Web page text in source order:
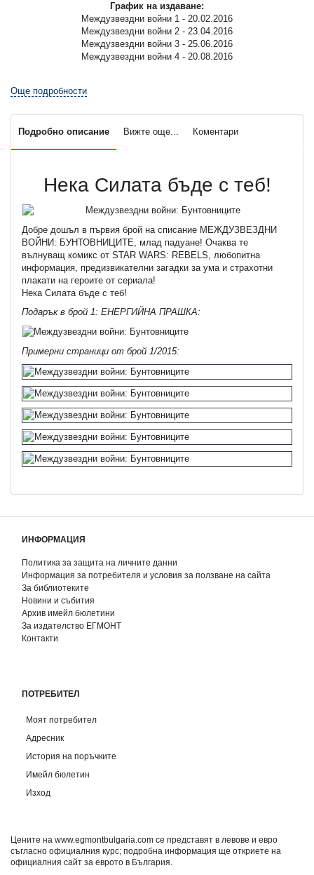
График на издаване:
Междузвездни войни 1 - 20.02.2016
Междузвездни войни 2 - 23.04.2016
Междузвездни войни 3 - 25.06.2016
Междузвездни войни 4 - 20.08.2016
Още подробности
Подробно описание Вижте още... Коментари
Нека Силата бъде с теб!
Добре дошъл в първия брой на списание МЕЖДУЗВЕЗДНИ
ВОЙНИ: БУНТОВНИЦИТЕ, млад падуане! Очаква те
вълнуващ комикс от STAR WARS: REBELS, любопитна
информация, предизвикателни загадки за ума и страхотни
плакати на героите от сериала!
Нека Силата бъде с теб!
Подарък в брой 1: ЕНЕРГИЙНА ПРАШКА:
Примерни страници от брой 1/2015:
ИНФОРМАЦИЯ
Политика за защита на личните данни
Информация за потребителя и условия за ползване на сайта
За библиотеките
Новини и събития
Архив имейл бюлетини
За издателство ЕГМОНТ
Контакти
ПОТРЕБИТЕЛ
Моят потребител
Адресник
История на поръчките
Имейл бюлетин
Изход
Цените на www.egmontbulgaria.com се представят в левове и евро
съгласно официалния курс; подробна информация ще откриете на
официалния сайт за еврото в България